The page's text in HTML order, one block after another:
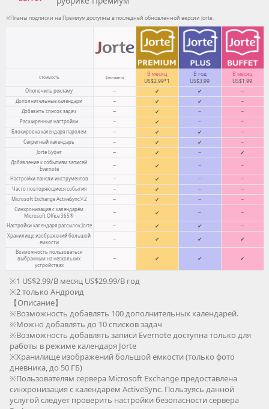
※Планы подписки на Премиум доступны в последней обновлённой версии Jorte.
Стоимость Бесплатно
В месяц
US$2.99*1
В год
US$3.99
В месяц
US$1.99
Отключить рекламу − ✔ ✔ −
Дополнительные календари − ✔ ✔ −
Добавить список задач − ✔ − −
Расширенные настройки − ✔ − −
Блокировка календаря паролем − ✔ ✔ −
Секретный календарь − ✔ ✔ −
Jorte Буфет − ✔ − ✔
Добавление к событиям записей
Evernote
− ✔ − −
Настройки панели инструментов − ✔ − −
Часто повторяющиеся события − ✔ − −
Microsoft Exchange ActiveSync※2 − ✔ − −
Синхронизация с календарём
Microsoft Office 365®
− ✔ − −
Настройки календаря рассылок Jorte − ✔ ✔ −
Хранилище изображений большой
емкости
− ✔ ✔ ✔
Возможность пользоваться
выбранным на нескольких
устройствах
− ✔ ✔ ✔
※1 US$2.99/В месяц US$29.99/В год
※2 только Андроид
【Описание】
※Возможность добавлять 100 дополнительных календарей.
※Можно добавлять до 10 списков задач
※Возможность добавлять записи Evernote доступна только для
работы в режиме календаря Jorte
※Хранилище изображений большой емкости (только фото
дневника, до 50 ГБ)
※Пользователям сервера Microsoft Exchange предоставлена
синхронизация с календарём ActiveSync. Пользуясь данной
услугой следует проверить настройки безопасности сервера